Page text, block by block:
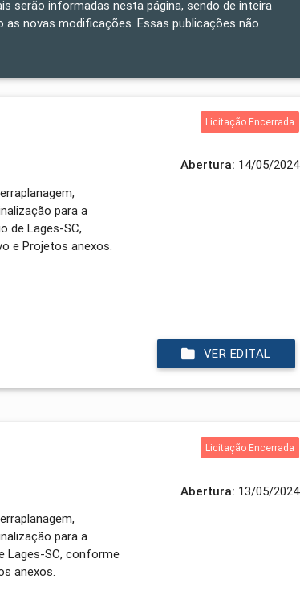
serão informadas nesta página, sendo de inteira
novas modificações. Essas publicações não
Licitação Encerrada
para a
de Lages-SC,
e Projetos anexos.
Abertura: 14/05/2024
VER EDITAL
Licitação Encerrada
para a
Lages-SC, conforme
anexos.
Abertura: 13/05/2024